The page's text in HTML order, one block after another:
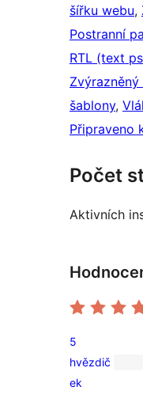
šířku webu,
Postranní
RTL (text
šablony,
Připraveno
Počet
Aktivních
1
5hvězdičkové
5
hvězdič
ek